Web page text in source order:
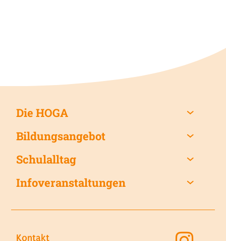
Die HOGA
Bildungsangebot
Schulalltag
Infoveranstaltungen
Kontakt